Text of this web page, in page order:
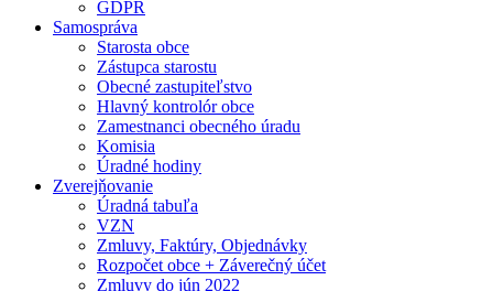
GDPR
Samospráva
Starosta obce
Zástupca starostu
Obecné zastupiteľstvo
Hlavný kontrolór obce
Zamestnanci obecného úradu
Komisia
Úradné hodiny
Zverejňovanie
Úradná tabuľa
VZN
Zmluvy, Faktúry, Objednávky
Rozpočet obce + Záverečný účet
Zmluvy do jún 2022